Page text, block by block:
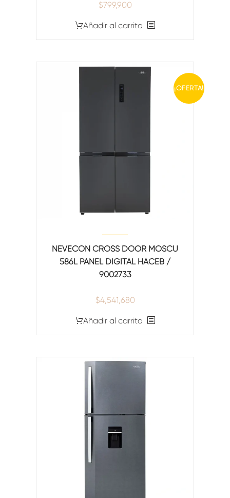
$799,900
Añadir al carrito
¡OFERTA!
NEVECON CROSS DOOR MOSCU
586L PANEL DIGITAL HACEB /
9002733
$4,541,680
Añadir al carrito